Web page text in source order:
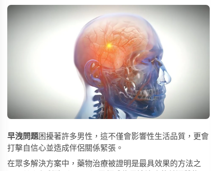
早洩問題困擾著許多男性，這不僅會影響性生活品質，更會
打擊自信心並造成伴侶關係緊張。
在眾多解決方案中，藥物治療被證明是最具效果的方法之